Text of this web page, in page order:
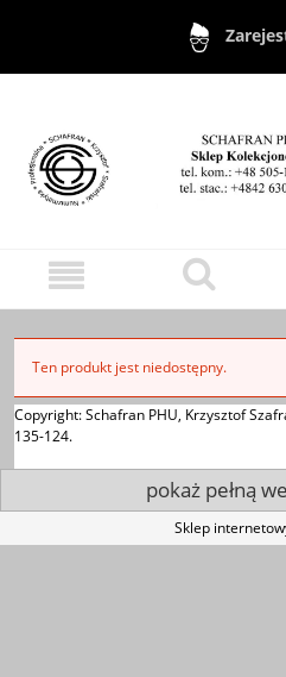
Ten produkt jest niedostępny.
Copyright: Schafran PHU, Krzysztof
135-124.
pokaż pełną
Sklep